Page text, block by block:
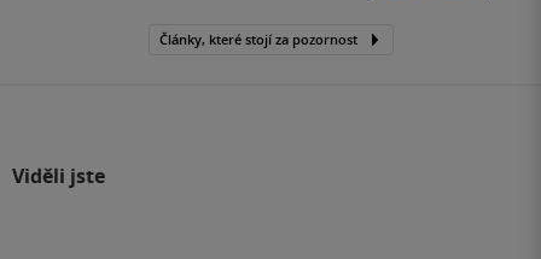
Články, které stojí za pozornost
Viděli jste